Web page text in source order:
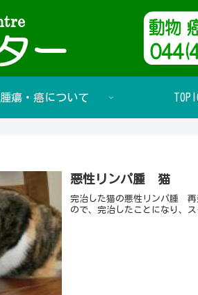
腫瘍・癌について
悪性リンパ腫 猫
完治した猫の悪性リンパ腫 再
ので、完治したことになり、